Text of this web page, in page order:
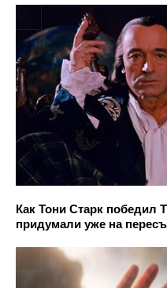
Как Тони Старк победил
придумали уже на